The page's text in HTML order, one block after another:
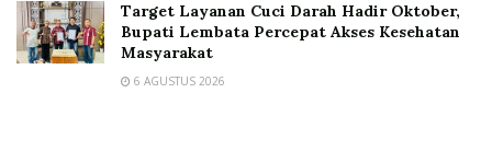
Target Layanan Cuci Darah Hadir Oktober,
Bupati Lembata Percepat Akses Kesehatan
Masyarakat
6 AGUSTUS 2026